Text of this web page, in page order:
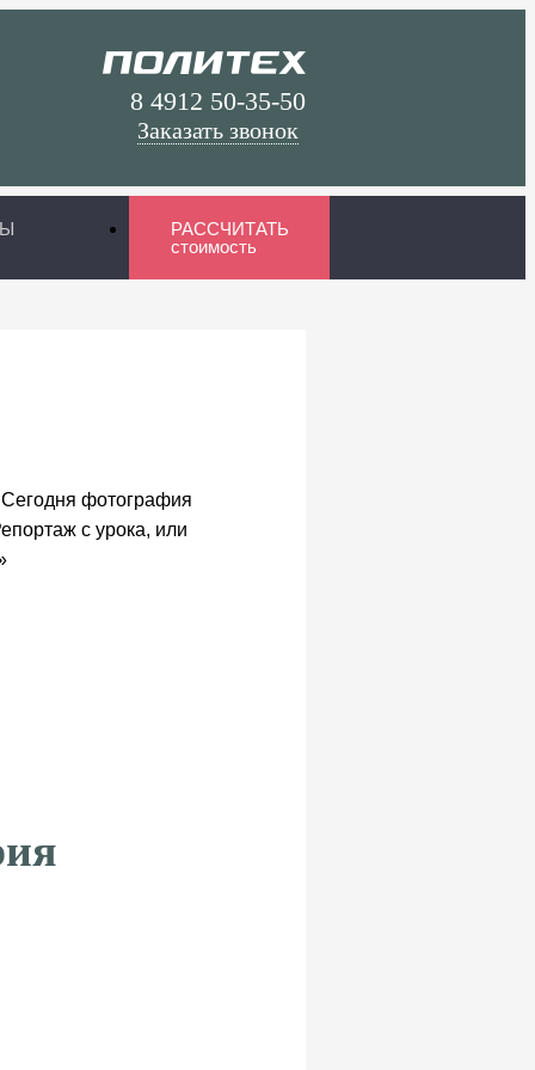
8 4912 50-35-50
Заказать звонок
РАССЧИТАТЬ
стоимость
фотография
с урока, или